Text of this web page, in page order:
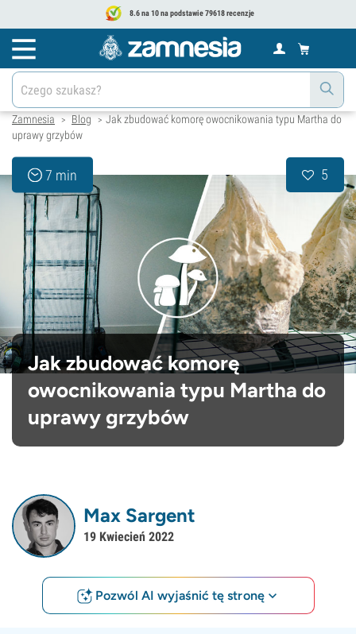
8.6 na 10 na podstawie 79618 recenzje
Zamnesia > Blog > Jak zbudować komorę owocnikowania typu Martha do
uprawy grzybów
7 min 5
Jak zbudować komorę
owocnikowania typu Martha do
uprawy grzybów
Max Sargent
19 Kwiecień 2022
Pozwól AI wyjaśnić tę stronę